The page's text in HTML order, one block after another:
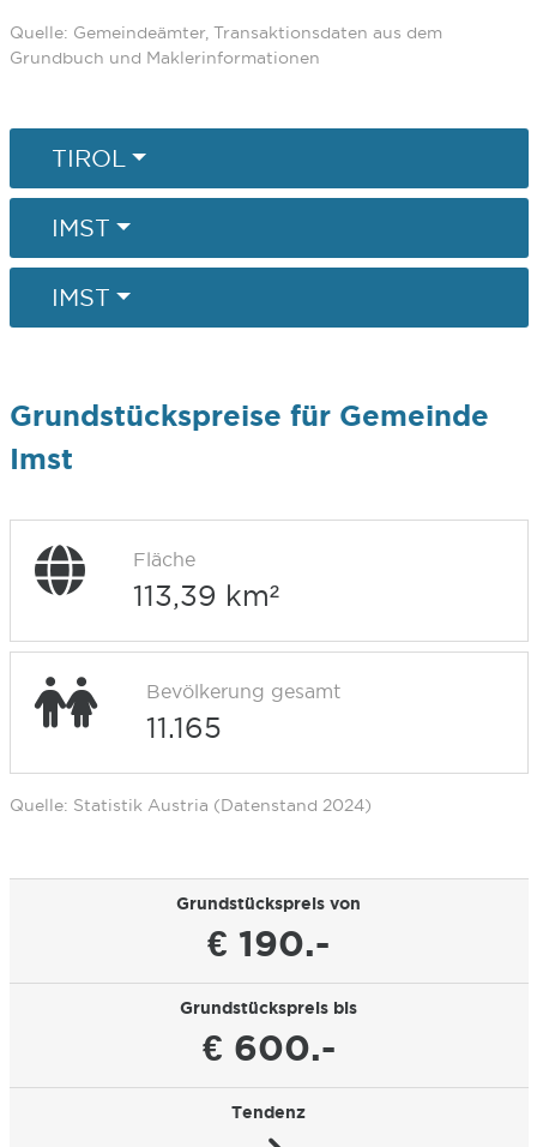
Quelle: Gemeindeämter, Transaktionsdaten aus dem
Grundbuch und Maklerinformationen
TIROL
IMST
IMST
Grundstückspreise für Gemeinde
Imst
Fläche
113,39 km²
Bevölkerung gesamt
11.165
Quelle: Statistik Austria (Datenstand 2024)
Grundstückspreis von
€ 190.-
Grundstückspreis bis
€ 600.-
Tendenz